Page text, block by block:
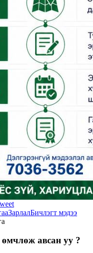
ЗарлалБичлэгт мэдээ
өмчлөж авсан уу ?